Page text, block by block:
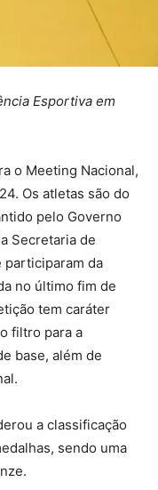
Esportiva em
o Meeting Nacional,
Os atletas são do
pelo Governo
Secretaria de
participaram da
no último fim de
tem caráter
filtro para a
base, além de
a classificação
sendo uma